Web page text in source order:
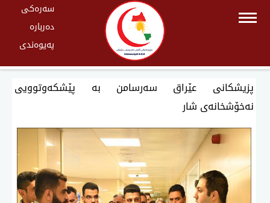
سەرەکی
دەربارە
پەیوەندی
پزیشكانی عێراق سەرسامن بە پێشكەوتوویی
نەخۆشخانەی شار